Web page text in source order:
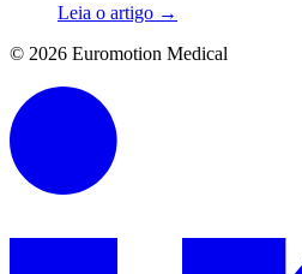
Leia o artigo →
© 2026 Euromotion Medical